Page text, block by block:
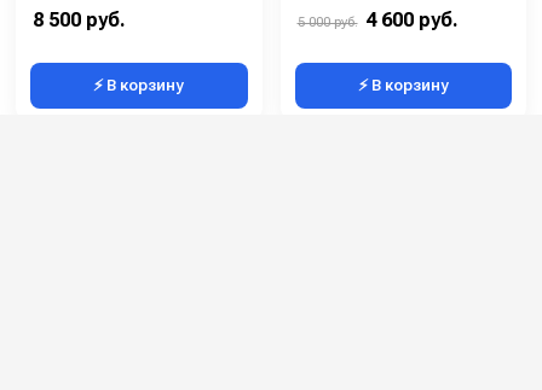
8 500 руб.
⚡ В корзину
5 000 руб. 4 600 руб.
⚡ В корзину